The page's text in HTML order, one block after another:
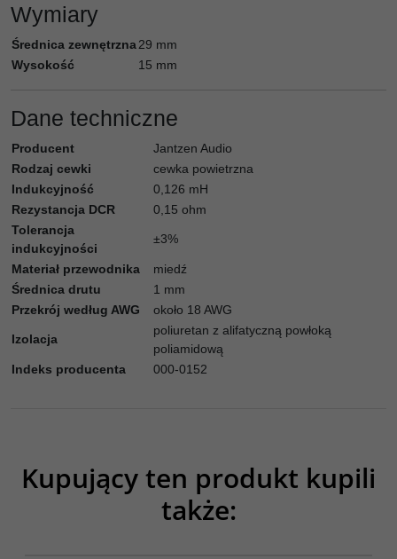
Wymiary
Średnica zewnętrzna29 mm
Wysokość
15 mm
Dane techniczne
Producent
Jantzen Audio
Rodzaj cewki
cewka powietrzna
Indukcyjność
0,126 mH
Rezystancja DCR
0,15 ohm
Tolerancja
indukcyjności
±3%
Materiał przewodnika
miedź
Średnica drutu
1 mm
Przekrój według AWG
około 18 AWG
Izolacja
poliuretan z alifatyczną powłoką
poliamidową
Indeks producenta
000-0152
Kupujący ten produkt kupili
także: